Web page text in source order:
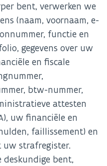
bent, verwerken we
(naam, voornaam, e-
functie en
gegevens over uw
en fiscale
btw-nummer,
attesten
uw financiële en
faillissement) en
strafregister.
deskundige bent,